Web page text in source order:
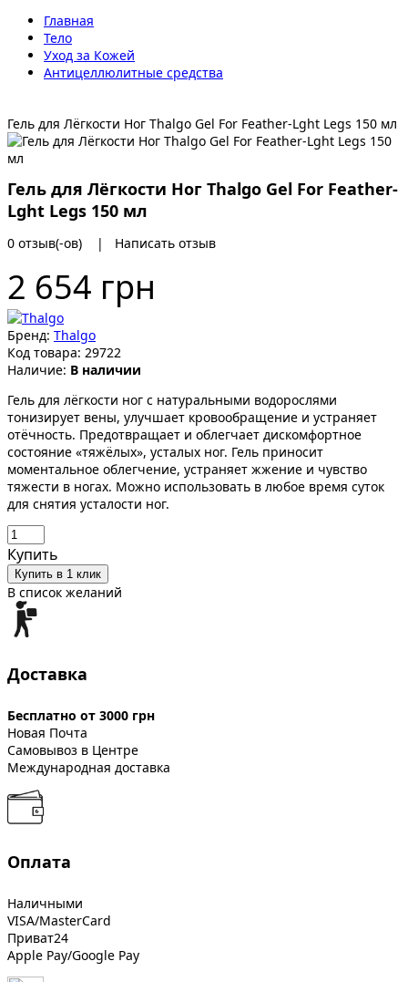
Главная
Тело
Уход за Кожей
Антицеллюлитные средства
Гель для Лёгкости Ног Thalgo Gel For Feather-Lght Legs 150 мл
Гель для Лёгкости Ног Thalgo Gel For Feather-
Lght Legs 150 мл
0 отзыв(-ов) | Написать отзыв
2 654 грн
Бренд: Thalgo
Код товара: 29722
Наличие: В наличии
Гель для лёгкости ног с натуральными водорослями
тонизирует вены, улучшает кровообращение и устраняет
отёчность. Предотвращает и облегчает дискомфортное
состояние «тяжёлых», усталых ног. Гель приносит
моментальное облегчение, устраняет жжение и чувство
тяжести в ногах. Можно использовать в любое время суток
для снятия усталости ног.
Купить
Купить в 1 клик
В список желаний
Доставка
Бесплатно от 3000 грн
Новая Почта
Самовывоз в Центре
Международная доставка
Оплата
Наличными
VISA/MasterCard
Приват24
Apple Pay/Google Pay